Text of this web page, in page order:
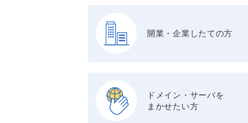
開業・企業したての方
ドメイン・サーバを
まかせたい方